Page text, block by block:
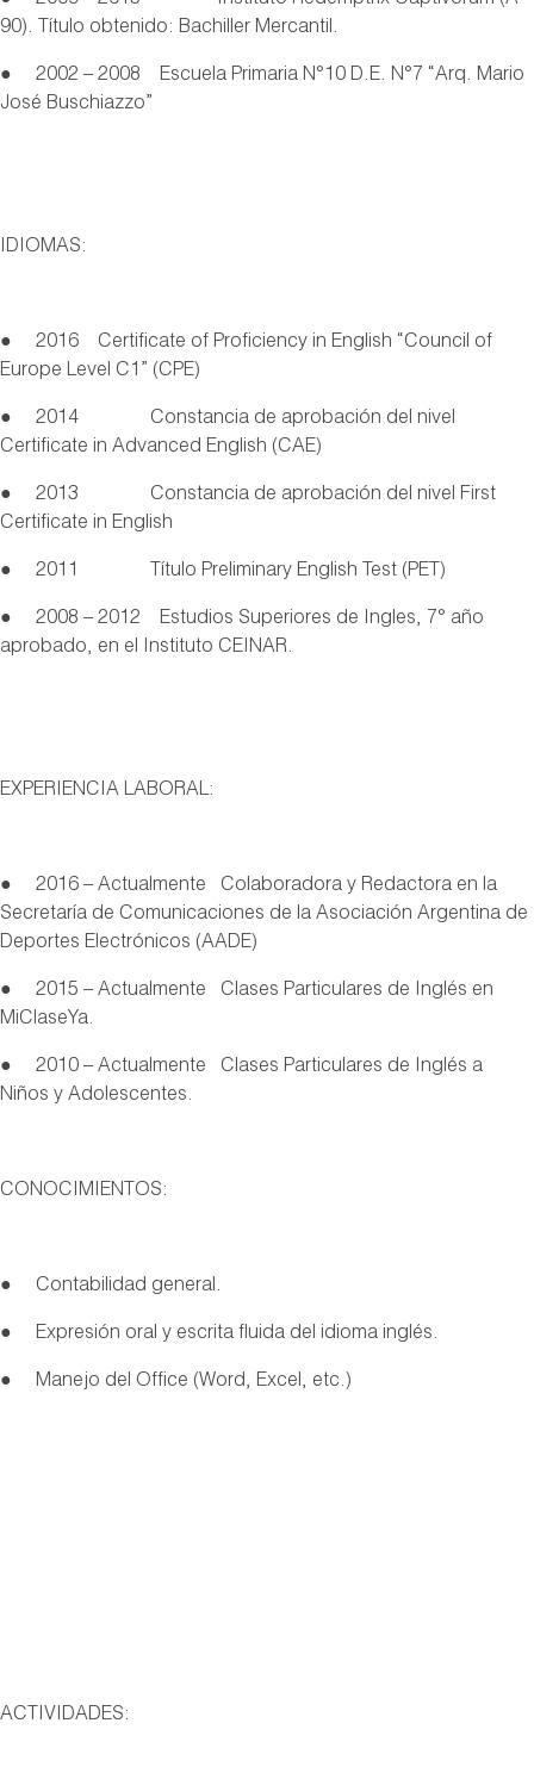
90). Título obtenido: Bachiller Mercantil.
● 2002 – 2008 Escuela Primaria N°10 D.E. N°7 “Arq. Mario
José Buschiazzo”
IDIOMAS:
● 2016 Certificate of Proficiency in English “Council of
Europe Level C1” (CPE)
● 2014 Constancia de aprobación del nivel
Certificate in Advanced English (CAE)
● 2013 Constancia de aprobación del nivel First
Certificate in English
● 2011 Título Preliminary English Test (PET)
● 2008 – 2012 Estudios Superiores de Ingles, 7° año
aprobado, en el Instituto CEINAR.
EXPERIENCIA LABORAL:
● 2016 – Actualmente Colaboradora y Redactora en la
Secretaría de Comunicaciones de la Asociación Argentina de
Deportes Electrónicos (AADE)
● 2015 – Actualmente Clases Particulares de Inglés en
MiClaseYa.
● 2010 – Actualmente Clases Particulares de Inglés a
Niños y Adolescentes.
CONOCIMIENTOS:
● Contabilidad general.
● Expresión oral y escrita fluida del idioma inglés.
● Manejo del Office (Word, Excel, etc.)
ACTIVIDADES: